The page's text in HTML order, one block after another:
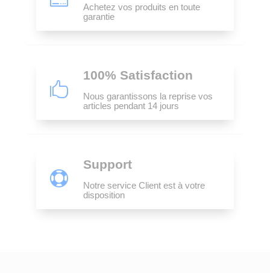
Achetez vos produits en toute
garantie

100% Satisfaction
Nous garantissons la reprise vos
articles pendant 14 jours

Support
Notre service Client est à votre
disposition